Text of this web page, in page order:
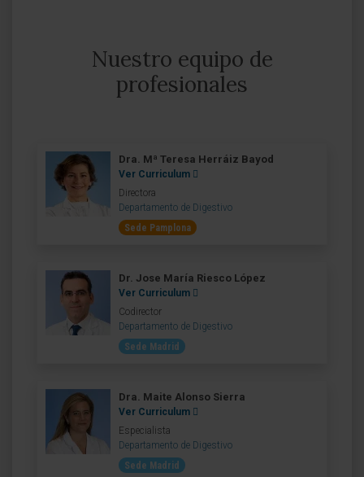
Nuestro equipo de
profesionales
Dra. Mª Teresa Herráiz Bayod
Ver Curriculum
Directora
Departamento de Digestivo
Sede Pamplona
Dr. Jose María Riesco López
Ver Curriculum
Codirector
Departamento de Digestivo
Sede Madrid
Dra. Maite Alonso Sierra
Ver Curriculum
Especialista
Departamento de Digestivo
Sede Madrid